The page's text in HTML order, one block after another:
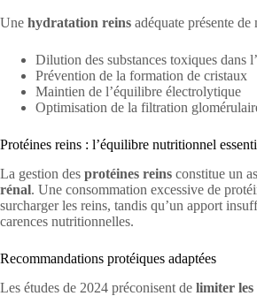
Une hydratation reins adéquate présente
Dilution des substances toxiques dans
Prévention de la formation de cristaux
Maintien de l’équilibre électrolytique
Optimisation de la filtration
Protéines reins : l’équilibre nutritionnel
La gestion des protéines reins constitue un
rénal. Une consommation excessive de
surcharger les reins, tandis qu’un apport
carences nutritionnelles.
Recommandations protéiques adaptées
Les études de 2024 préconisent de limiter les